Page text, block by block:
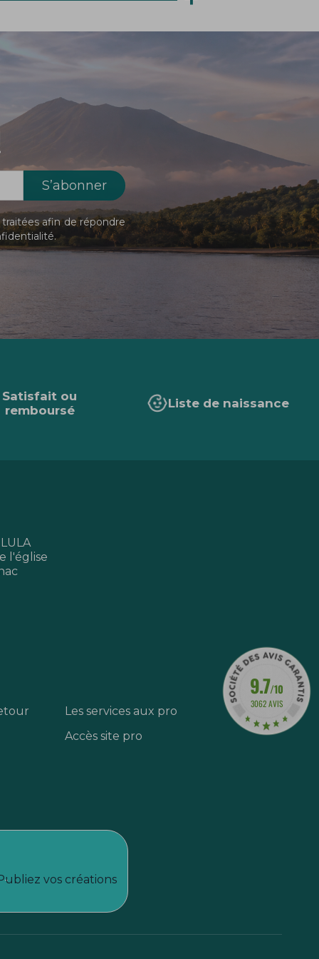
afin de répondre
.
Satisfait ou
remboursé
Liste de naissance
l'église
Les services aux pro
Accès site pro
vos créations
9.7/10
3062 AVIS